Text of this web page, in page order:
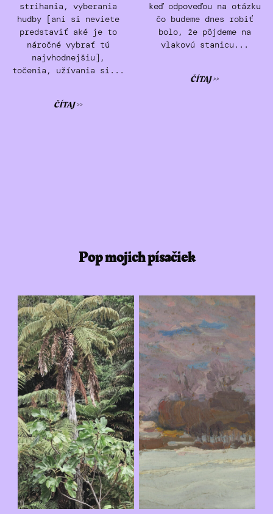
strihania, vyberania
hudby [ani si neviete
predstaviť aké je to
náročné vybrať tú
najvhodnejšiu],
točenia, užívania si...
ČÍTAJ >>
keď odpoveďou na otázku
čo budeme dnes robiť
bolo, že pôjdeme na
vlakovú stanicu...
ČÍTAJ >>
Pop mojich písačiek